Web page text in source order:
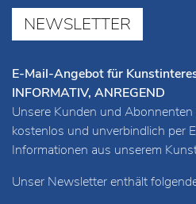
NEWSLETTER
E-Mail-Angebot für
INFORMATIV, ANREGEND
Unsere Kunden und
kostenlos und unverbindlich per
Informationen aus unserem
Unser Newsletter enthält